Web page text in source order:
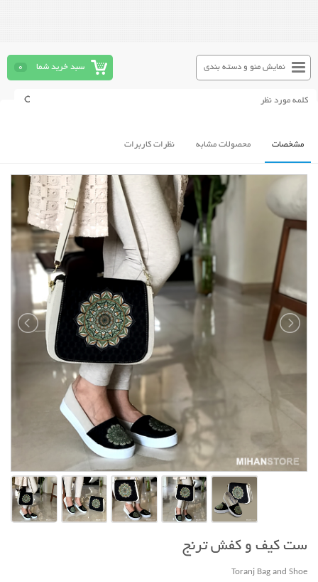
سبد خرید شما 0 نمایش منو و دسته بندی
مشخصات محصولات مشابه نظرات کاربرات
ست کیف و کفش ترنج
Toranj Bag and Shoe